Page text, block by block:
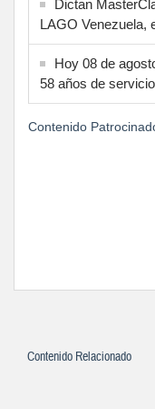
Dictan
LAGO Venezuela,
Hoy 08 de
58 años de
Contenido
Contenido Relacionado